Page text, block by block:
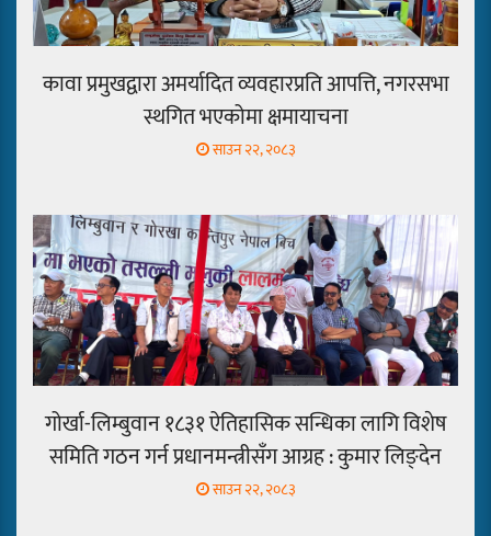
सुनाखरी,प्रभात,पाराडाइज र चिल्ड्रेन्सको
विजयी यात्रा कायम
समस्या : समाधानको योजना बनाउन
तथ्याङ्कै छैन
भारतीय प्रमाणपत्र नक्कली पुष्टि भएपछि
बिपीका कम्प्युटर इन्जिनियर दासलाई
बोलबम पिण्डेश्वर मेलाको रात्रिकालीन
कावा प्रमुखद्वारा अमर्यादित व्यवहारप्रति आपत्ति, नगरसभा
स्थगित भएकोमा क्षमायाचना
साउन २२, २०८३
गोर्खा-लिम्बुवान १८३१ ऐतिहासिक सन्धिका लागि विशेष
समिति गठन गर्न प्रधानमन्त्रीसँग आग्रह : कुमार लिङ्देन
साउन २२, २०८३